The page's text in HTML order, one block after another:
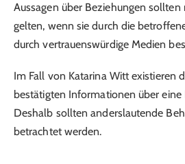
Aussagen über Beziehungen
gelten, wenn sie durch die
durch vertrauenswürdige Medien
Im Fall von Katarina Witt existieren
bestätigten Informationen über eine
Deshalb sollten anderslautende
betrachtet werden.